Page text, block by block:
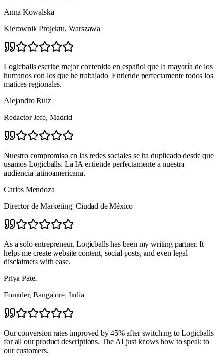
Anna Kowalska
Kierownik Projektu, Warszawa
Logicballs escribe mejor contenido en español que la mayoría de los
humanos con los que he trabajado. Entiende perfectamente todos los
matices regionales.
Alejandro Ruiz
Redactor Jefe, Madrid
Nuestro compromiso en las redes sociales se ha duplicado desde que
usamos Logicballs. La IA entiende perfectamente a nuestra
audiencia latinoamericana.
Carlos Mendoza
Director de Marketing, Ciudad de México
As a solo entrepreneur, Logicballs has been my writing partner. It
helps me create website content, social posts, and even legal
disclaimers with ease.
Priya Patel
Founder, Bangalore, India
Our conversion rates improved by 45% after switching to Logicballs
for all our product descriptions. The AI just knows how to speak to
our customers.